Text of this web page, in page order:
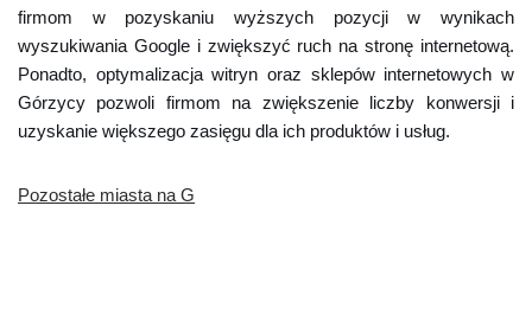
firmom w pozyskaniu wyższych pozycji w wynikach
wyszukiwania Google i zwiększyć ruch na stronę internetową.
Ponadto, optymalizacja witryn oraz sklepów internetowych w
Górzycy pozwoli firmom na zwiększenie liczby konwersji i
uzyskanie większego zasięgu dla ich produktów i usług.
Pozostałe miasta na G